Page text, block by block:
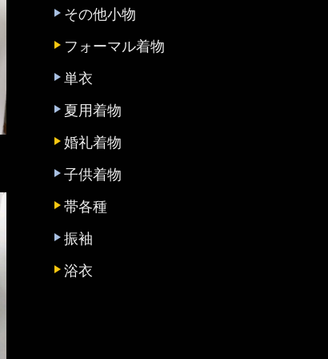
その他小物
フォーマル着物
単衣
夏用着物
婚礼着物
子供着物
帯各種
振袖
浴衣